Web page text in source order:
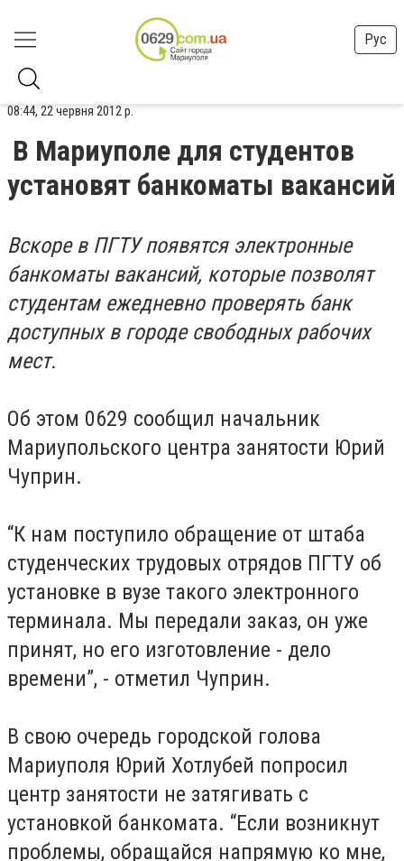
Рус
08:44, 22 червня 2012 р.
В Мариуполе для студентов
установят банкоматы вакансий
Вскоре в ПГТУ появятся электронные
банкоматы вакансий, которые позволят
студентам ежедневно проверять банк
доступных в городе свободных рабочих
мест.
Об этом 0629 сообщил начальник
Мариупольского центра занятости Юрий
Чуприн.
“К нам поступило обращение от штаба
студенческих трудовых отрядов ПГТУ об
установке в вузе такого электронного
терминала. Мы передали заказ, он уже
принят, но его изготовление - дело
времени”, - отметил Чуприн.
В свою очередь городской голова
Мариуполя Юрий Хотлубей попросил
центр занятости не затягивать с
установкой банкомата. “Если возникнут
проблемы, обращайся напрямую ко мне,